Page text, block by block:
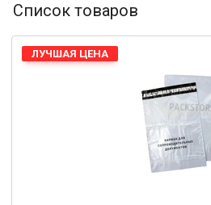
Список товаров
ЛУЧШАЯ ЦЕНА